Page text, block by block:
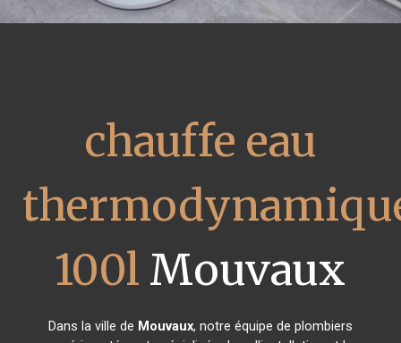
chauffe eau
100l Mouvaux
Dans la ville de Mouvaux, notre équipe de plombiers